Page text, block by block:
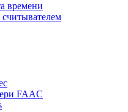
времени